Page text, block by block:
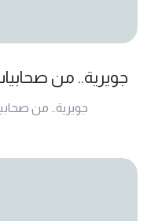
جويرية.. من
جويرية.. من